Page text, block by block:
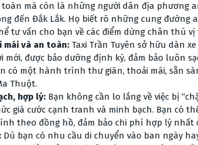
mà còn là những người dân địa phương
đến Đắk Lắk. Họ biết rõ những cung
tư vấn cho bạn về các điểm dừng chân thú vị
mái và an toàn: Taxi Trần Tuyên sở hữu dàn
mới, được bảo dưỡng định kỳ, đảm bảo luôn
có một hành trình thư giãn, thoải mái, sẵn
Thuột.
hợp lý: Bạn không cần lo lắng về việc bị
giá cước cạnh tranh và minh bạch. Bạn có
theo đồng hồ, đảm bảo chi phí hợp lý
Dù bạn có nhu cầu di chuyển vào ban ngày